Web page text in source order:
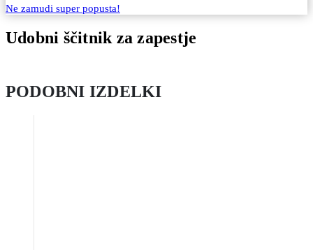
Ne zamudi super popusta!
Udobni ščitnik za zapestje
PODOBNI IZDELKI